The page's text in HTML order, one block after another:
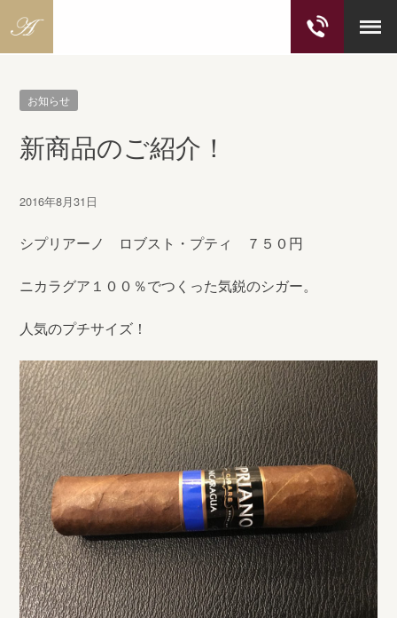
お知らせ
新商品のご紹介！
2016年8月31日
シプリアーノ ロブスト・プティ ７５０円
ニカラグア１００％でつくった気鋭のシガー。
人気のプチサイズ！